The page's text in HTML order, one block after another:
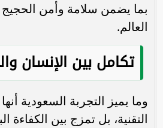
بما يضمن سلامة وأمن
العالم.
تكامل بين الإنسان
وما يميز التجربة السعودية
التقنية، بل تمزج بين الكفاءة